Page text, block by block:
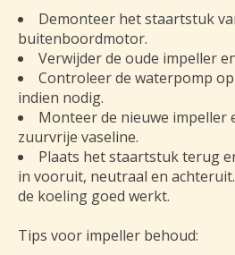
Demonteer het staartstuk
buitenboordmotor.
Verwijder de oude impeller
Controleer de waterpomp
indien nodig.
Monteer de nieuwe impeller
zuurvrije vaseline.
Plaats het staartstuk terug
in vooruit, neutraal en
de koeling goed werkt.
Tips voor impeller behoud: